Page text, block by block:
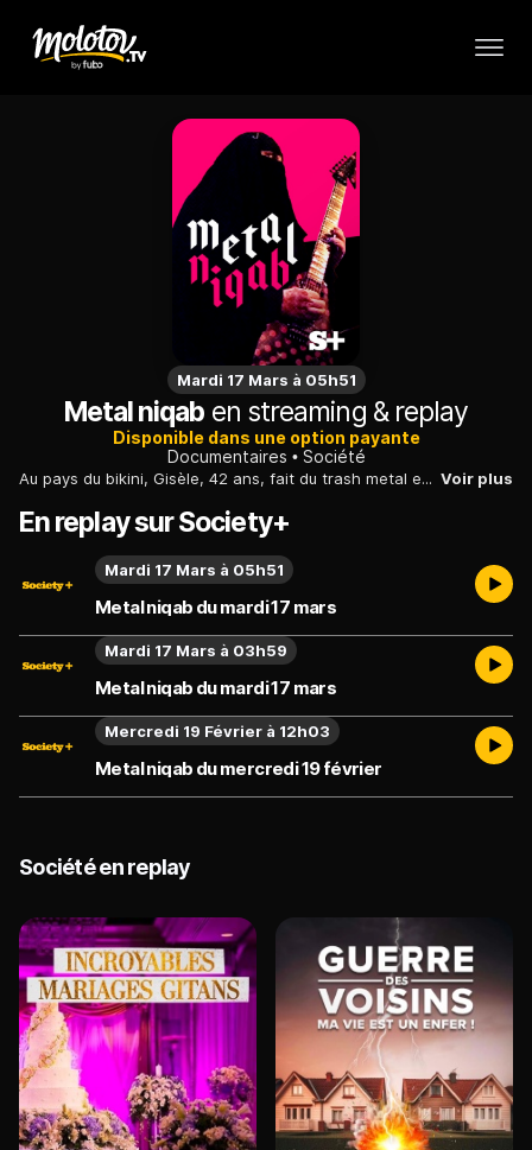
Mardi 17 Mars à 05h51
Metal niqab en streaming & replay
Disponible dans une option payante
Documentaires
Société
Au pays du bikini, Gisèle, 42 ans, fait du trash metal en niqab. Voir plus
En replay sur Society+
Metal niqab du mardi 17 mars
Mardi 17 Mars à 05h51
Metal niqab du mardi 17 mars
Mardi 17 Mars à 03h59
Metal niqab du mercredi 19 février
Mercredi 19 Février à 12h03
Société en replay